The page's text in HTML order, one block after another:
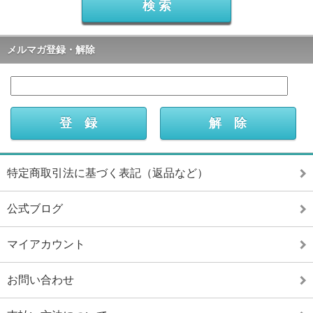
メルマガ登録・解除
特定商取引法に基づく表記（返品など）
公式ブログ
マイアカウント
お問い合わせ